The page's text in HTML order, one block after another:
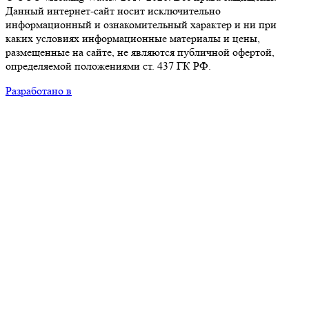
Данный интернет-сайт носит исключительно
информационный и ознакомительный характер и ни при
каких условиях информационные материалы и цены,
размещенные на сайте, не являются публичной офертой,
определяемой положениями ст. 437 ГК РФ.
Разработано в